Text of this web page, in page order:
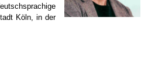
Köln, in der